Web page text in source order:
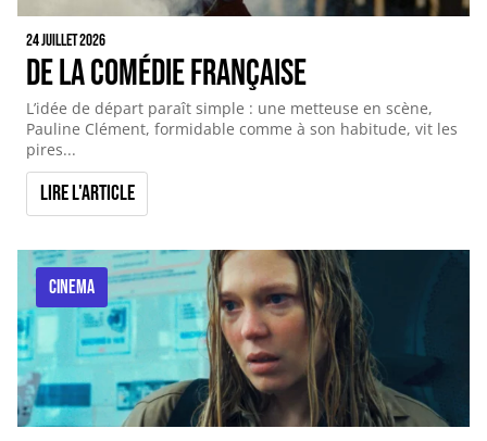
24 juillet 2026
De la comédie française
L’idée de départ paraît simple : une metteuse en scène,
Pauline Clément, formidable comme à son habitude, vit les
pires...
Lire l'article
CINEMA